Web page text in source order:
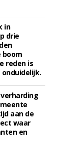
in
drie
boom
reden is
aan de
waar
en